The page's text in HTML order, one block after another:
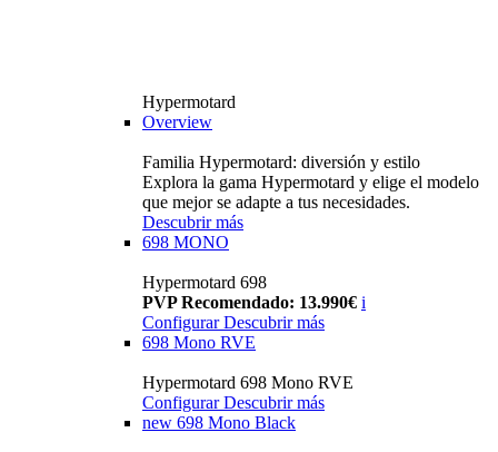
Hypermotard
Overview
Familia Hypermotard: diversión y estilo
Explora la gama Hypermotard y elige el modelo
que mejor se adapte a tus necesidades.
Descubrir más
698 MONO
Hypermotard 698
PVP Recomendado: 13.990€ i
ConfigurarDescubrir más
698 Mono RVE
Hypermotard 698 Mono RVE
Configurar Descubrir más
new 698 Mono Black